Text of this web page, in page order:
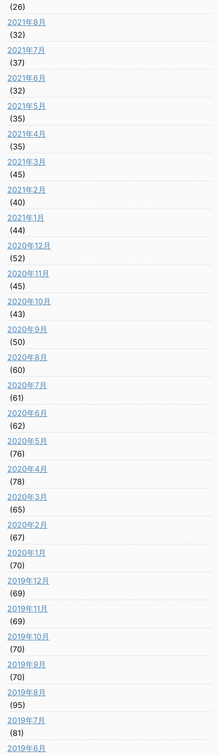
(26)
2021年8月
(32)
2021年7月
(37)
2021年6月
(32)
2021年5月
(35)
2021年4月
(35)
2021年3月
(45)
2021年2月
(40)
2021年1月
(44)
2020年12月
(52)
2020年11月
(45)
2020年10月
(43)
2020年9月
(50)
2020年8月
(60)
2020年7月
(61)
2020年6月
(62)
2020年5月
(76)
2020年4月
(78)
2020年3月
(65)
2020年2月
(67)
2020年1月
(70)
2019年12月
(69)
2019年11月
(69)
2019年10月
(70)
2019年9月
(70)
2019年8月
(95)
2019年7月
(81)
2019年6月